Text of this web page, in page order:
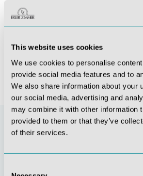
This website uses cookies
We use cookies to personalise
provide social media features and to
We also share information about your
our social media, advertising and
may combine it with other information
provided to them or that they’ve
of their services.
180,88 €*